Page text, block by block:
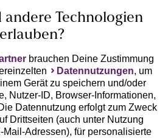
andere Technologien
erlauben?
brauchen Deine Zustimmung
Datennutzungen, um
Gerät zu speichern und/oder
Nutzer-ID, Browser-Informationen,
Datennutzung erfolgt zum Zweck
Drittseiten (auch unter Nutzung
Mail-Adressen), für personalisierte